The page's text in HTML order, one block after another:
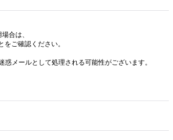
合は、
をご確認ください。
メールとして処理される可能性がございます。